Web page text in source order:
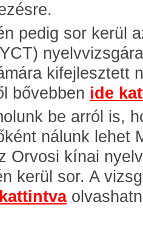
pedig sor kerül
kifejlesztett
bővebben ide
be arról is,
nálunk lehet
Orvosi kínai
kerül sor. A